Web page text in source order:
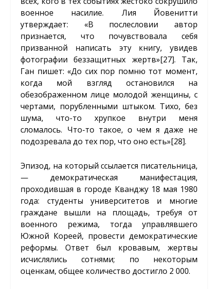
военное насилие. Лия Йовенитти
утверждает: «В послесловии автор
признается, что почувствовала себя
призванной написать эту книгу, увидев
фотографии беззащитных жертв»[27]. Так,
Ган пишет: «До сих пор помню тот момент,
когда мой взгляд остановился на
обезображенном лице молодой женщины, с
чертами, порубленными штыком. Тихо, без
шума, что-то хрупкое внутри меня
сломалось. Что-то такое, о чем я даже не
подозревала до тех пор, что оно есть»[28].
Эпизод, на который ссылается писательница,
— демократическая манифестация,
проходившая в городе Кванджу 18 мая 1980
года: студенты университетов и многие
граждане вышли на площадь, требуя от
военного режима, тогда управлявшего
Южной Кореей, провести демократические
реформы. Ответ был кровавым, жертвы
исчислялись сотнями; по некоторым
оценкам, общее количество достигло 2 000.